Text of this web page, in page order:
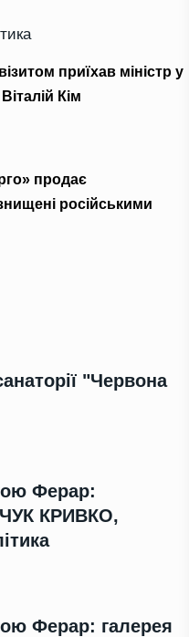
приїхав міністр у
Кім
продає
російськими
"Червона
Ферар:
КРИВКО,
Ферар: галерея